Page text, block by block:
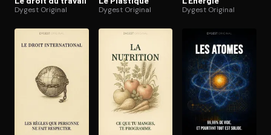
Dygest Original Dygest Original Dygest Original